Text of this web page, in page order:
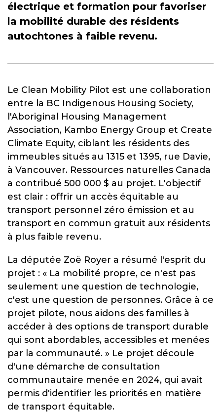
électrique et formation pour favoriser
la mobilité durable des résidents
autochtones à faible revenu.
Le Clean Mobility Pilot est une collaboration
entre la BC Indigenous Housing Society,
l'Aboriginal Housing Management
Association, Kambo Energy Group et Create
Climate Equity, ciblant les résidents des
immeubles situés au 1315 et 1395, rue Davie,
à Vancouver. Ressources naturelles Canada
a contribué 500 000 $ au projet. L'objectif
est clair : offrir un accès équitable au
transport personnel zéro émission et au
transport en commun gratuit aux résidents
à plus faible revenu.
La députée Zoë Royer a résumé l'esprit du
projet : « La mobilité propre, ce n'est pas
seulement une question de technologie,
c'est une question de personnes. Grâce à ce
projet pilote, nous aidons des familles à
accéder à des options de transport durable
qui sont abordables, accessibles et menées
par la communauté. » Le projet découle
d'une démarche de consultation
communautaire menée en 2024, qui avait
permis d'identifier les priorités en matière
de transport équitable.